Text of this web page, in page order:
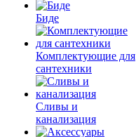
Биде
Комплектующие для
сантехники
Сливы и
канализация